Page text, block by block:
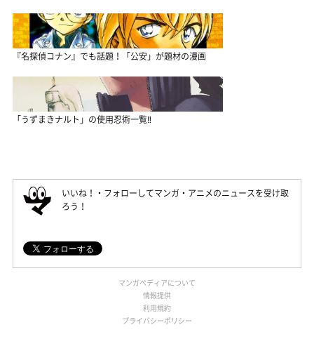
『名探偵コナン』でも話題！「公安」が題材の漫画
「うずまきナルト」の使用忍術一覧‼
いいね！・フォローしてマンガ・アニメのニュースを受け取
ろう！
マンガペディアについて
情報提供
利用規約
プライバシーポリシー